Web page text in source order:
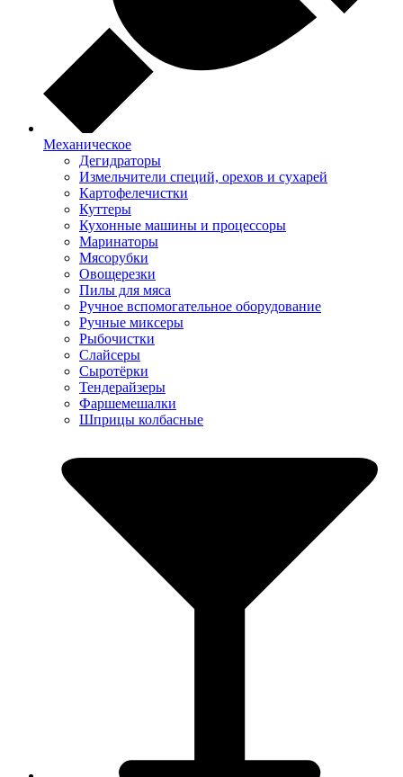
Механическое
Дегидраторы
Измельчители специй, орехов и сухарей
Картофелечистки
Куттеры
Кухонные машины и процессоры
Маринаторы
Мясорубки
Овощерезки
Пилы для мяса
Ручное вспомогательное оборудование
Ручные миксеры
Рыбочистки
Слайсеры
Сыротёрки
Тендерайзеры
Фаршемешалки
Шприцы колбасные